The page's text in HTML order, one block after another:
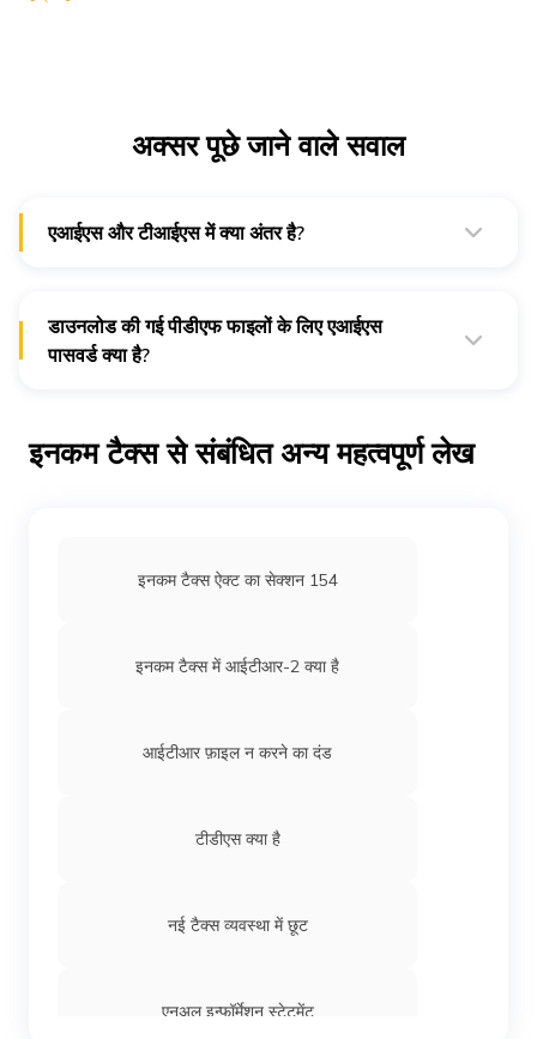
अक्सर पूछे जाने वाले सवाल
एआईएस और टीआईएस में क्या अंतर है?
[स्रोत]
डाउनलोड की गई पीडीएफ फाइलों के लिए एआईएस
पासवर्ड क्या है?
इनकम टैक्स से संबंधित अन्य महत्वपूर्ण लेख
इनकम टैक्स ऐक्ट का सेक्शन 154
इनकम टैक्स में आईटीआर-2 क्या है
आईटीआर फ़ाइल न करने का दंड
टीडीएस क्या है
नई टैक्स व्यवस्था में छूट
एनुअल इन्फॉर्मेशन स्टेटमेंट